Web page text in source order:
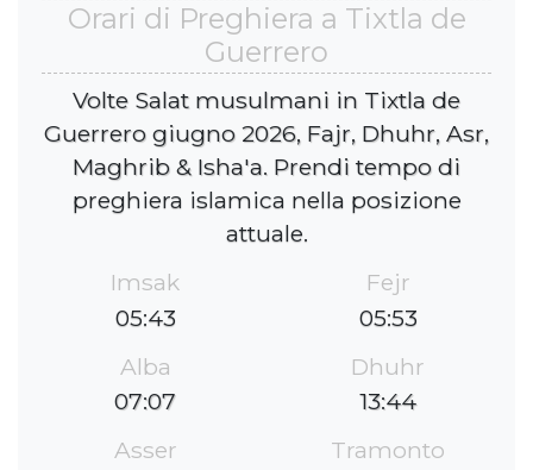
Orari di Preghiera a Tixtla de
Guerrero
Volte Salat musulmani in Tixtla de
Guerrero giugno 2026, Fajr, Dhuhr, Asr,
Maghrib & Isha'a. Prendi tempo di
preghiera islamica nella posizione
attuale.
Imsak
05:43
Fejr
05:53
Alba
07:07
Dhuhr
13:44
Asser
Tramonto